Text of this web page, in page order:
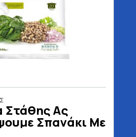
Ας
Σπανάκι Με